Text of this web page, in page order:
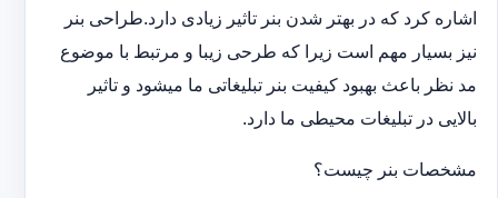
اشاره کرد که در بهتر شدن بنر تاثیر زیادی دارد.طراحی بنر
نیز بسیار مهم است زیرا که طرحی زیبا و مرتبط با موضوع
مد نظر باعث بهبود کیفیت بنر تبلیغاتی ما میشود و تاثیر
بالایی در تبلیغات محیطی ما دارد.
مشخصات بنر چیست؟